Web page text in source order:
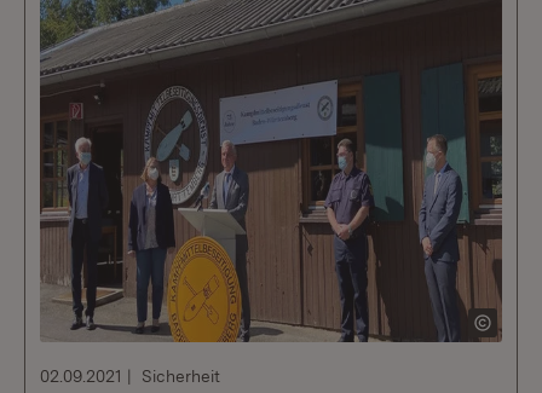
02.09.2021 Sicherheit